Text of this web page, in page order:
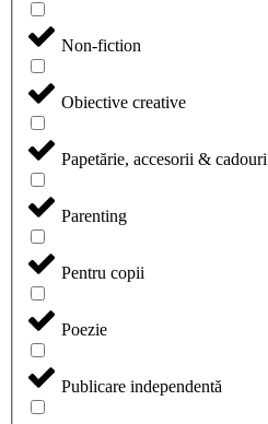
Non-fiction
Obiective creative
Papetărie, accesorii & cadouri
Parenting
Pentru copii
Poezie
Publicare independentă